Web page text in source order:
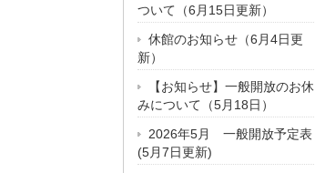
ついて（6月15日更新）
休館のお知らせ（6月4日更
新）
【お知らせ】一般開放のお休
みについて（5月18日）
2026年5月 一般開放予定表
(5月7日更新)